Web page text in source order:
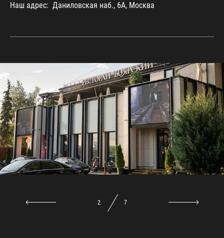
Наш адрес: Даниловская наб., 6А, Москва
2 7